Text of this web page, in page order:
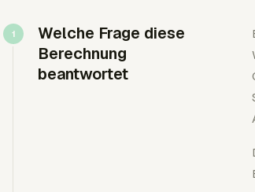
Welche Frage diese
Berechnung
beantwortet